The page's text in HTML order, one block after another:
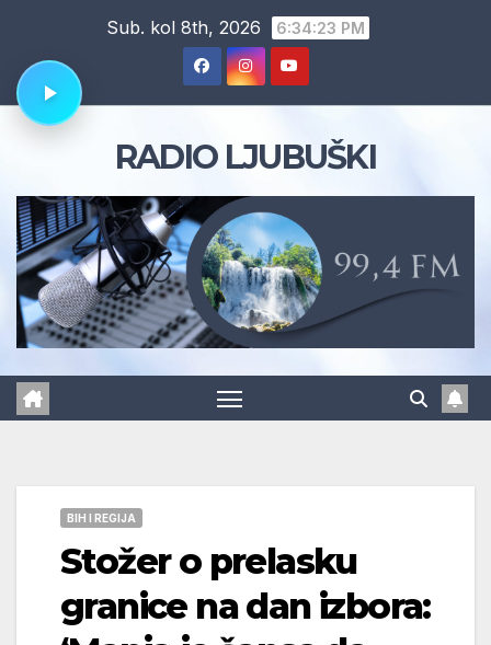
content
Sub. kol 8th, 2026 6:34:24 PM
RADIO LJUBUŠKI
BIH I REGIJA
Stožer o prelasku
granice na dan izbora: